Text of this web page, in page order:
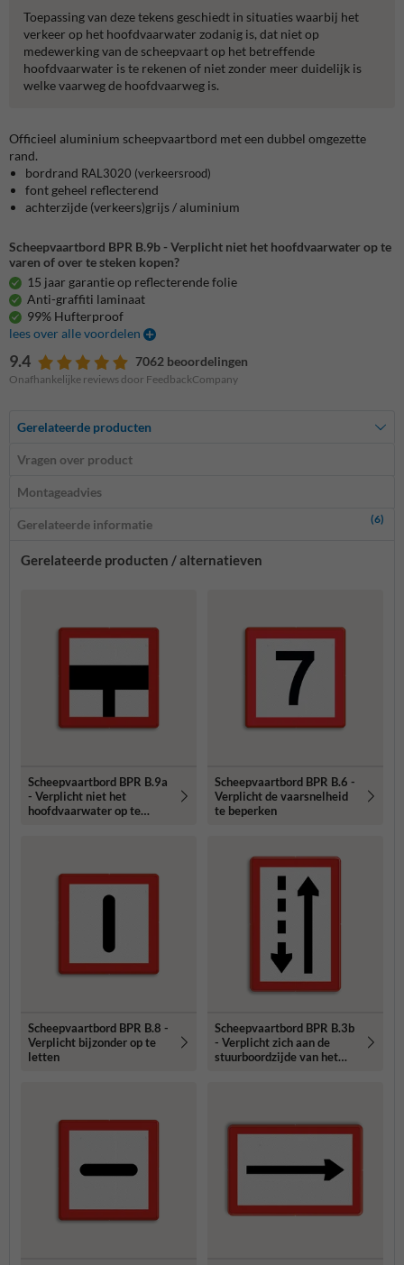
Toepassing van deze tekens geschiedt in situaties waarbij het
verkeer op het hoofdvaarwater zodanig is, dat niet op
medewerking van de scheepvaart op het betreffende
hoofdvaarwater is te rekenen of niet zonder meer duidelijk is
welke vaarweg de hoofdvaarweg is.
Officieel aluminium scheepvaartbord met een dubbel omgezette
rand.
bordrand RAL3020 (verkeersrood)
font geheel reflecterend
achterzijde (verkeers)grijs / aluminium
Scheepvaartbord BPR B.9b - Verplicht niet het hoofdvaarwater op te
varen of over te steken kopen?
15 jaar garantie op reflecterende folie
Anti-graffiti laminaat
99% Hufterproof
lees over alle voordelen
9.4 7062 beoordelingen
Onafhankelijke reviews door FeedbackCompany
Gerelateerde producten
Vragen over product
Montageadvies
Gerelateerde informatie (6)
Gerelateerde producten / alternatieven
Scheepvaartbord BPR B.9a
- Verplicht niet het
hoofdvaarwater op te
Scheepvaartbord BPR B.6 -
Verplicht de vaarsnelheid
te beperken
Scheepvaartbord BPR B.8 -
Verplicht bijzonder op te
letten
Scheepvaartbord BPR B.3b
- Verplicht zich aan de
stuurboordzijde van het